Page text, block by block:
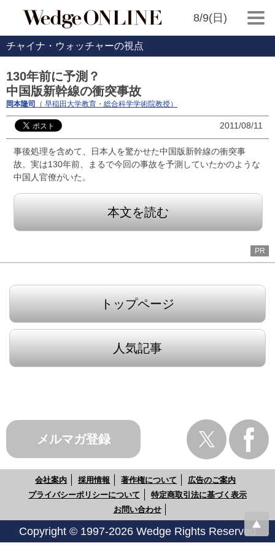
8/9(日)
チャイナ・ウォッチャーの視点
130年前に予測？
中国版新幹線の衝突事故
岡本隆司 （ 早稲田大学教育・総合科学学術院教授）
2011/08/11
事後処理を含めて、日本人を驚かせた中国版新幹線の衝突事
故。実は130年前、まるで今回の事故を予測していたかのような
中国人官僚がいた。
本文を読む
PR
トップページ
人気記事
メルマガ登録
会社案内 採用情報 著作権について
広告のご案内
プライバシーポリシーについて
特定商取引法に基づく表示
お問い合わせ
Copyright © 1997-2026 Wedge Rights Reserved